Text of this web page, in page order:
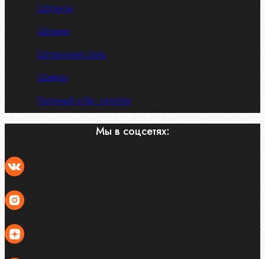
Шплинты
Шпонки
Шпоночная сталь
Штифты
Латунный и бр. крепеж
Мы в соцсетях: